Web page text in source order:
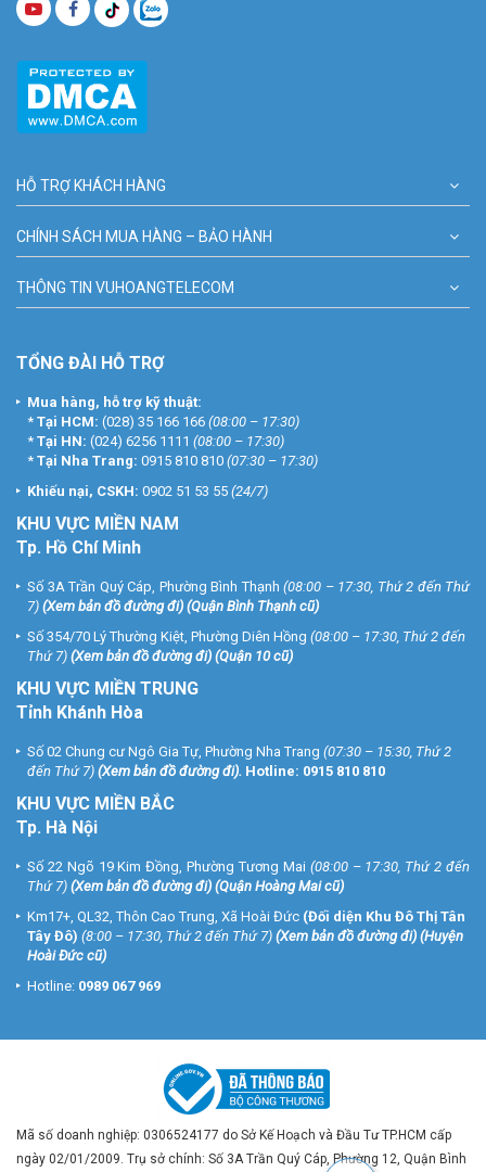
HỖ TRỢ KHÁCH HÀNG
CHÍNH SÁCH MUA HÀNG – BẢO HÀNH
THÔNG TIN VUHOANGTELECOM
TỔNG ĐÀI HỖ TRỢ
Mua hàng, hỗ trợ kỹ thuật:
* Tại HCM: (028) 35 166 166 (08:00 – 17:30)
* Tại HN: (024) 6256 1111 (08:00 – 17:30)
* Tại Nha Trang: 0915 810 810 (07:30 – 17:30)
Khiếu nại, CSKH: 0902 51 53 55 (24/7)
KHU VỰC MIỀN NAM
Tp. Hồ Chí Minh
Số 3A Trần Quý Cáp, Phường Bình Thạnh (08:00 – 17:30, Thứ 2 đến Thứ
7) (Xem bản đồ đường đi) (Quận Bình Thạnh cũ)
Số 354/70 Lý Thường Kiệt, Phường Diên Hồng (08:00 – 17:30, Thứ 2 đến
Thứ 7) (Xem bản đồ đường đi) (Quận 10 cũ)
KHU VỰC MIỀN TRUNG
Tỉnh Khánh Hòa
Số 02 Chung cư Ngô Gia Tự, Phường Nha Trang (07:30 – 15:30, Thứ 2
đến Thứ 7) (Xem bản đồ đường đi). Hotline: 0915 810 810
KHU VỰC MIỀN BẮC
Tp. Hà Nội
Số 22 Ngõ 19 Kim Đồng, Phường Tương Mai (08:00 – 17:30, Thứ 2 đến
Thứ 7) (Xem bản đồ đường đi) (Quận Hoàng Mai cũ)
Km17+, QL32, Thôn Cao Trung, Xã Hoài Đức (Đối diện Khu Đô Thị Tân
Tây Đô) (8:00 – 17:30, Thứ 2 đến Thứ 7) (Xem bản đồ đường đi) (Huyện
Hoài Đức cũ)
Hotline: 0989 067 969
Mã số doanh nghiệp: 0306524177 do Sở Kế Hoạch và Đầu Tư TP.HCM cấp
ngày 02/01/2009. Trụ sở chính: Số 3A Trần Quý Cáp, Phường 12, Quận Bình